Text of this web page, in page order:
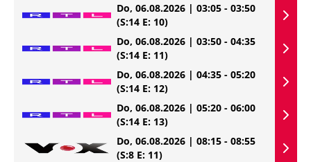
Do, 06.08.2026 | 03:05 - 03:50
(S:14 E: 10)
Do, 06.08.2026 | 03:50 - 04:35
(S:14 E: 11)
Do, 06.08.2026 | 04:35 - 05:20
(S:14 E: 12)
Do, 06.08.2026 | 05:20 - 06:00
(S:14 E: 13)
Do, 06.08.2026 | 08:15 - 08:55
(S:8 E: 11)